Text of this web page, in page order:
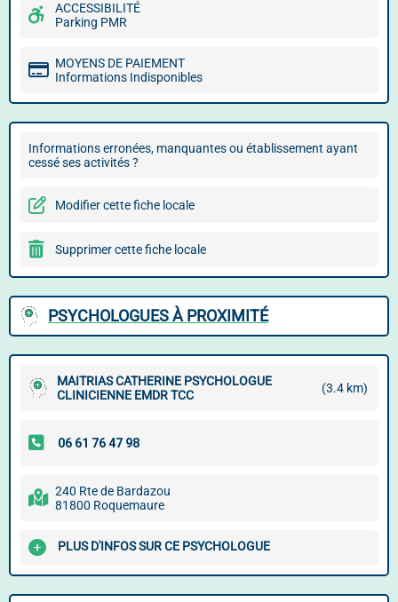
ACCESSIBILITÉ
Parking PMR
MOYENS DE PAIEMENT
Informations Indisponibles
Informations erronées, manquantes ou établissement ayant
cessé ses activités ?
Modifier cette fiche locale
Supprimer cette fiche locale
PSYCHOLOGUES À PROXIMITÉ
MAITRIAS CATHERINE PSYCHOLOGUE
CLINICIENNE EMDR TCC
(3.4 km)
240 Rte de Bardazou
81800 Roquemaure
PLUS D'INFOS SUR CE PSYCHOLOGUE